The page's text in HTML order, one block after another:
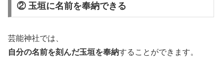
② 玉垣に名前を奉納できる
芸能神社では、
自分の名前を刻んだ玉垣を奉納することができます。